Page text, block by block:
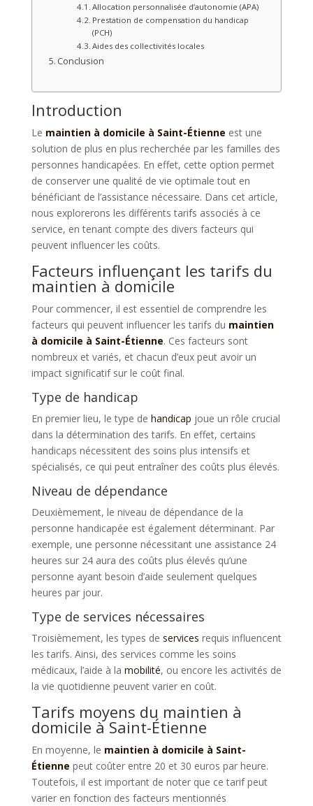
Allocation personnalisée d’autonomie (APA)
Prestation de compensation du handicap
(PCH)
Aides des collectivités locales
Conclusion
Introduction
Le maintien à domicile à Saint-Étienne est une
solution de plus en plus recherchée par les familles des
personnes handicapées. En effet, cette option permet
de conserver une qualité de vie optimale tout en
bénéficiant de l’assistance nécessaire. Dans cet article,
nous explorerons les différents tarifs associés à ce
service, en tenant compte des divers facteurs qui
peuvent influencer les coûts.
Facteurs influençant les tarifs du
maintien à domicile
Pour commencer, il est essentiel de comprendre les
facteurs qui peuvent influencer les tarifs du maintien
à domicile à Saint-Étienne. Ces facteurs sont
nombreux et variés, et chacun d’eux peut avoir un
impact significatif sur le coût final.
Type de handicap
En premier lieu, le type de handicap joue un rôle crucial
dans la détermination des tarifs. En effet, certains
handicaps nécessitent des soins plus intensifs et
spécialisés, ce qui peut entraîner des coûts plus élevés.
Niveau de dépendance
Deuxièmement, le niveau de dépendance de la
personne handicapée est également déterminant. Par
exemple, une personne nécessitant une assistance 24
heures sur 24 aura des coûts plus élevés qu’une
personne ayant besoin d’aide seulement quelques
heures par jour.
Type de services nécessaires
Troisièmement, les types de services requis influencent
les tarifs. Ainsi, des services comme les soins
médicaux, l’aide à la mobilité, ou encore les activités de
la vie quotidienne peuvent varier en coût.
Tarifs moyens du maintien à
domicile à Saint-Étienne
En moyenne, le maintien à domicile à Saint-
Étienne peut coûter entre 20 et 30 euros par heure.
Toutefois, il est important de noter que ce tarif peut
varier en fonction des facteurs mentionnés